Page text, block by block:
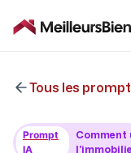
Tous les
Prompt
IA